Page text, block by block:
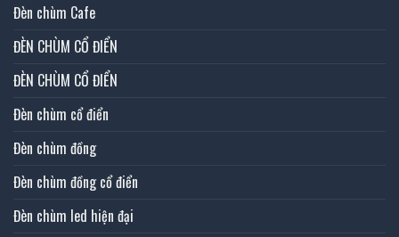
Đèn chùm Cafe
ĐÈN CHÙM CỔ ĐIỂN
ĐÈN CHÙM CỔ ĐIỂN
Đèn chùm cổ điển
Đèn chùm đồng
Đèn chùm đồng cổ điển
Đèn chùm led hiện đại